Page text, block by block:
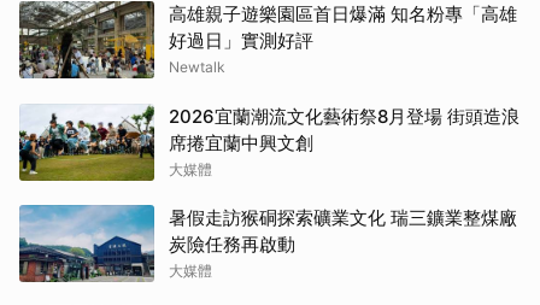
高雄親子遊樂園區首日爆滿 知名粉專「高雄
好過日」實測好評
Newtalk
2026宜蘭潮流文化藝術祭8月登場 街頭造浪
席捲宜蘭中興文創
大媒體
暑假走訪猴硐探索礦業文化 瑞三鑛業整煤廠
炭險任務再啟動
大媒體